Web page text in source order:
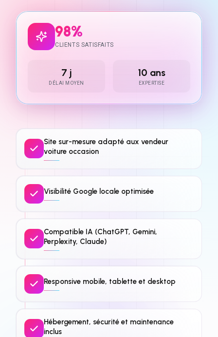
98%
CLIENTS SATISFAITS
7 j
DÉLAI MOYEN
10 ans
EXPERTISE
Site sur-mesure adapté aux vendeur
voiture occasion
Visibilité Google locale optimisée
Compatible IA (ChatGPT, Gemini,
Perplexity, Claude)
Responsive mobile, tablette et desktop
Hébergement, sécurité et maintenance
inclus